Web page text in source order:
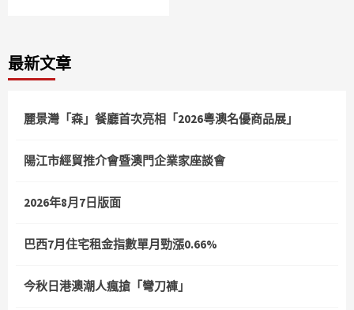
最新文章
麗景灣「森」餐廳首次亮相「2026粵澳名優商品展」
陽江市經貿推介會暨澳門企業家座談會
2026年8月7日版面
巴西7月住宅租金指數單月勁漲0.66%
今秋日港澳潮人瘋搶「彎刀褲」